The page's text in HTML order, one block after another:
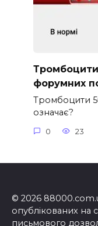
Тромбоцити
форумних
Тромбоцити
означає?
0 23
© 2026
опублікованих на
письмового